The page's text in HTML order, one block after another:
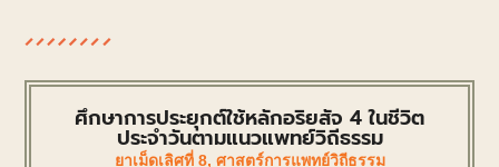
ศึกษาการประยุกต์ใช้หลักอริยสัจ 4 ในชีวิต
ประจำวันตามแนวแพทย์วิถีธรรม
ยาเม็ดเลิศที่ 8, ศาสตร์การแพทย์วิถีธรรม